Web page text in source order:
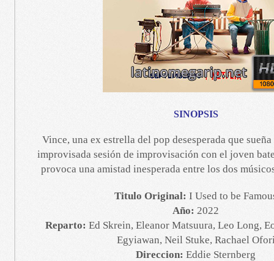
SINOPSIS
Vince, una ex estrella del pop desesperada que
improvisada sesión de improvisación con el joven
provoca una amistad inesperada entre los dos
Titulo Original: I Used to be
Año: 2022
Reparto: Ed Skrein, Eleanor Matsuura, Leo Long,
Egyiawan, Neil Stuke, Rachael
Direccion: Eddie Sternberg